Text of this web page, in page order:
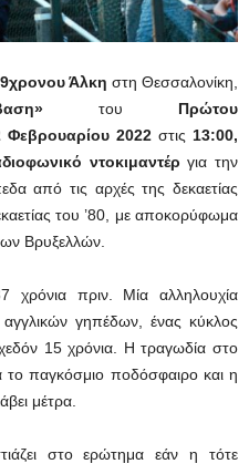
Άλκη στη Θεσσαλονίκη,
του Πρώτου
Φεβρουαρίου 2022 στις 13:00,
ντοκιμαντέρ για την
από τις αρχές της δεκαετίας
του ’80, με αποκορύφωμα
Βρυξελλών.
χρόνια πριν. Μία αλληλουχία
γηπέδων, ένας κύκλος
15 χρόνια. Η τραγωδία στο
το παγκόσμιο ποδόσφαιρο και η
μέτρα.
στο ερώτημα εάν η τότε